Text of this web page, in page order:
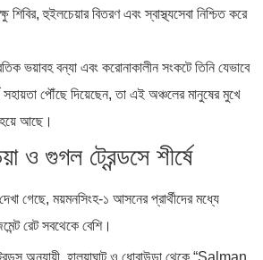
শিবির, হুইলচেয়ার বিতরণ এবং স্বাস্থ্যসেবা নিশ্চিত করে
ভয়াবহ বন্যা এবং করোনাকালীন সংকটে তিনি যেভাবে
পৌঁছে দিয়েছেন, তা এই অঞ্চলের মানুষের মুখে
আছে।
ও গুগল ট্রেন্ডসে শীর্ষে
গেছে, ময়মনসিংহ-১ আসনের প্রার্থীদের মধ্যে
রেট সবথেকে বেশি।
অনুযায়ী, হালুয়াঘাট ও ধোবাউড়া থেকে “Salman